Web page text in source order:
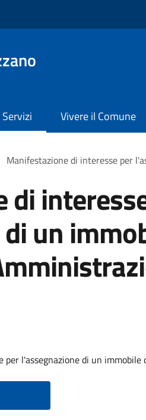
Servizi Vivere il Comune
Manifestazione di interesse per
un
l'assegnazione di un